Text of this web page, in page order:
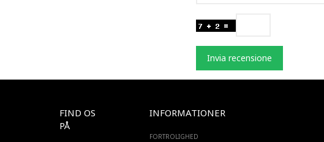
Invia recensione
FIND OS
PÅ
INFORMATIONER
FORTROLIGHED